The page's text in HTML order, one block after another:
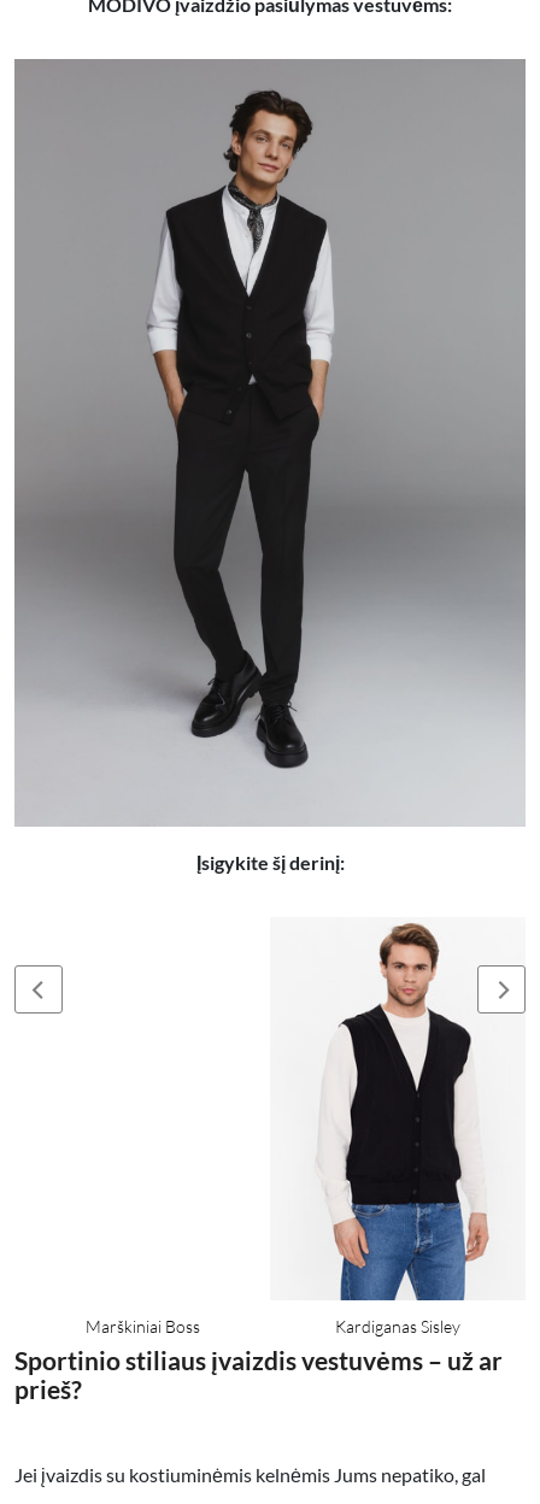
MODIVO įvaizdžio pasiūlymas vestuvėms:
Įsigykite šį derinį:
Marškiniai Boss Kardiganas Sisley
Sportinio stiliaus įvaizdis vestuvėms – už ar
prieš?
Jei įvaizdis su kostiuminėmis kelnėmis Jums nepatiko, gal